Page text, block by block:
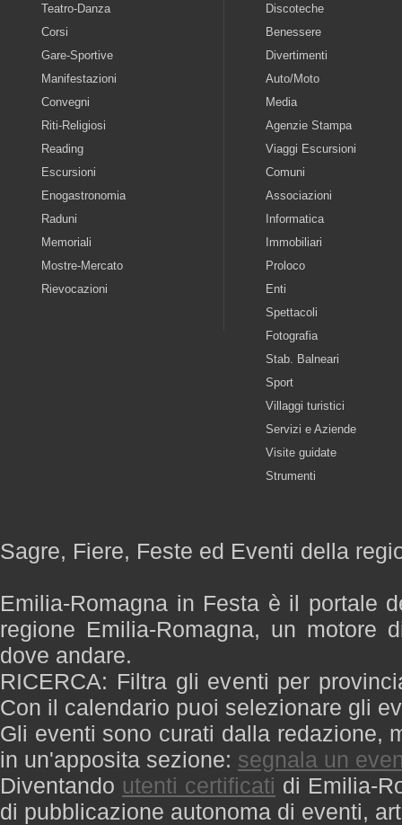
Teatro-Danza
Corsi
Gare-Sportive
Manifestazioni
Convegni
Riti-Religiosi
Reading
Escursioni
Enogastronomia
Raduni
Memoriali
Mostre-Mercato
Rievocazioni
Discoteche
Benessere
Divertimenti
Auto/Moto
Media
Agenzie Stampa
Viaggi Escursioni
Comuni
Associazioni
Informatica
Immobiliari
Proloco
Enti
Spettacoli
Fotografia
Stab. Balneari
Sport
Villaggi turistici
Servizi e Aziende
Visite guidate
Strumenti
Sagre, Fiere, Feste ed Eventi della
Emilia-Romagna in Festa è il portale
regione Emilia-Romagna, un motore
dove andare.
RICERCA: Filtra gli eventi per
Con il calendario puoi selezionare gli
Gli eventi sono curati dalla redazione,
in un'apposita sezione: segnala un
Diventando utenti certificati di Emilia-
di pubblicazione autonoma di eventi,